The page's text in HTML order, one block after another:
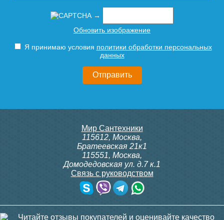
→
Обновить изображение
Я принимаю условия политики обработки персональных
данных
Мир Сантехники
115612, Москва,
Братеевская 21к1
115551, Москва,
Домодедовская ул. д.7 к.1
Связь с руководством